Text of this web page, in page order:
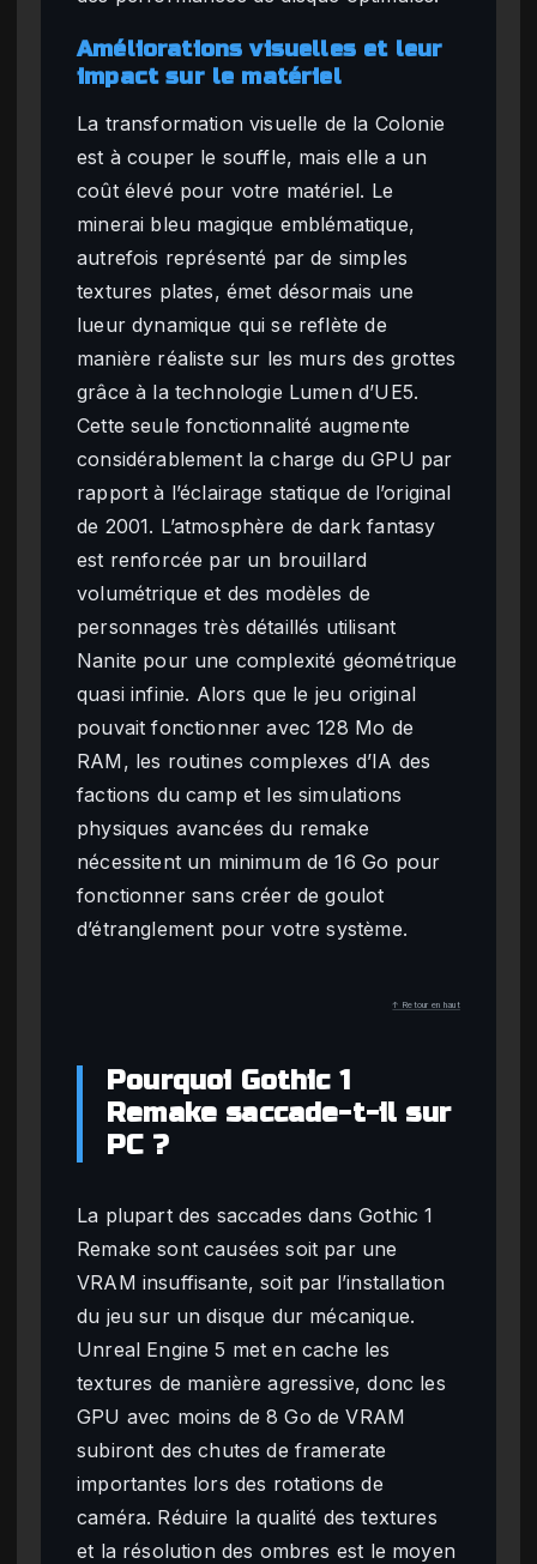
Améliorations visuelles et leur
impact sur le matériel
La transformation visuelle de la Colonie
est à couper le souffle, mais elle a un
coût élevé pour votre matériel. Le
minerai bleu magique emblématique,
autrefois représenté par de simples
textures plates, émet désormais une
lueur dynamique qui se reflète de
manière réaliste sur les murs des grottes
grâce à la technologie Lumen d’UE5.
Cette seule fonctionnalité augmente
considérablement la charge du GPU par
rapport à l’éclairage statique de l’original
de 2001. L’atmosphère de dark fantasy
est renforcée par un brouillard
volumétrique et des modèles de
personnages très détaillés utilisant
Nanite pour une complexité géométrique
quasi infinie. Alors que le jeu original
pouvait fonctionner avec 128 Mo de
RAM, les routines complexes d’IA des
factions du camp et les simulations
physiques avancées du remake
nécessitent un minimum de 16 Go pour
fonctionner sans créer de goulot
d’étranglement pour votre système.
↑ Retour en haut
Pourquoi Gothic 1
Remake saccade-t-il sur
PC ?
La plupart des saccades dans Gothic 1
Remake sont causées soit par une
VRAM insuffisante, soit par l’installation
du jeu sur un disque dur mécanique.
Unreal Engine 5 met en cache les
textures de manière agressive, donc les
GPU avec moins de 8 Go de VRAM
subiront des chutes de framerate
importantes lors des rotations de
caméra. Réduire la qualité des textures
et la résolution des ombres est le moyen